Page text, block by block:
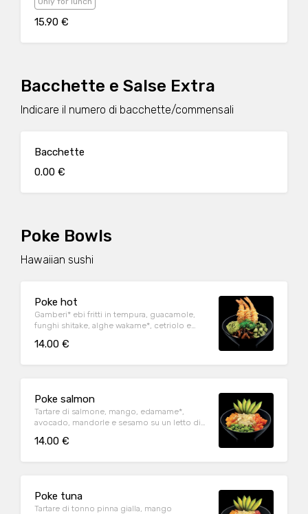
15.90 €
Bacchette e Salse Extra
Indicare il numero di bacchette/commensali
Bacchette
0.00 €
Poke Bowls
Hawaiian sushi
Poke hot
Gamberi* ebi fritti in tempura, guacamole,
funghi shitake, alghe wakame*, cetriolo e
14.00 €
Poke salmon
Tartare di salmone, mango, edamame*,
avocado, mandorle e sesamo su un letto di
14.00 €
Poke tuna
Tartare di tonno pinna gialla, mango